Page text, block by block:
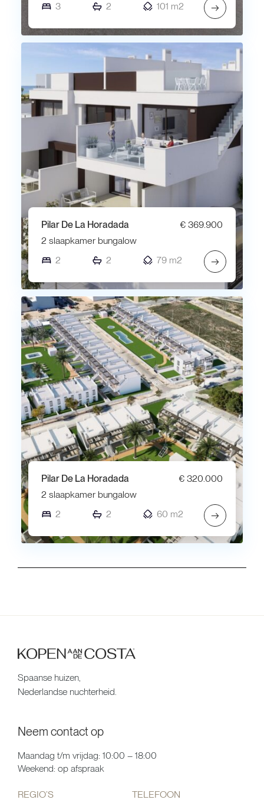
3
2 101 m2 →
Pilar De La Horadada
€ 369.900
2 slaapkamer bungalow
2
2 79 m2 →
Pilar De La Horadada
€ 320.000
2 slaapkamer bungalow
2
2 60 m2 →
Spaanse huizen,
Nederlandse nuchterheid.
Neem contact op
Maandag t/m vrijdag: 10:00 – 18:00
Weekend: op afspraak
REGIO’S TELEFOON